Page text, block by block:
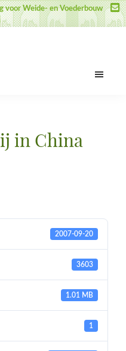
voor Weide- en Voederbouw
in China
2007-09-20
3603
1.01 MB
1